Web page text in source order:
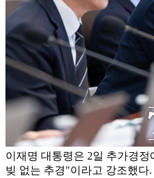
이재명 대통령은 2일 추가경
빚 없는 추경"이라고 강조했다